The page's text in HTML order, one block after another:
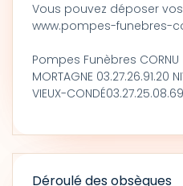
Vous pouvez déposer
www.pompes-funebres-
Pompes Funèbres CORNU
MORTAGNE 03.27.26.91.20
VIEUX-
Déroulé des obsèques